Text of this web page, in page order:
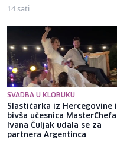
14 sati
SVADBA U KLOBUKU
Slastičarka iz Hercegovine i
bivša učesnica MasterChefa
Ivana Čuljak udala se za
partnera Argentinca